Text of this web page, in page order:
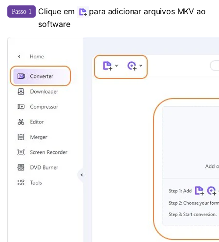
Passo 1 Clique em
para adicionar arquivos MKV ao
software